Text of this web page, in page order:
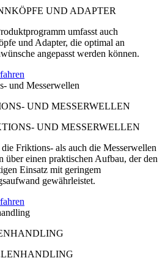
umfasst auch
und Adapter, die optimal an
angepasst werden können.
und Messerwellen
UND MESSERWELLEN
Friktions- als auch die Messerwellen
über einen praktischen Aufbau, der den
Einsatz mit geringem
gewährleistet.